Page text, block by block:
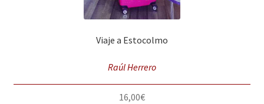
Viaje a Estocolmo
Raúl Herrero
16,00€